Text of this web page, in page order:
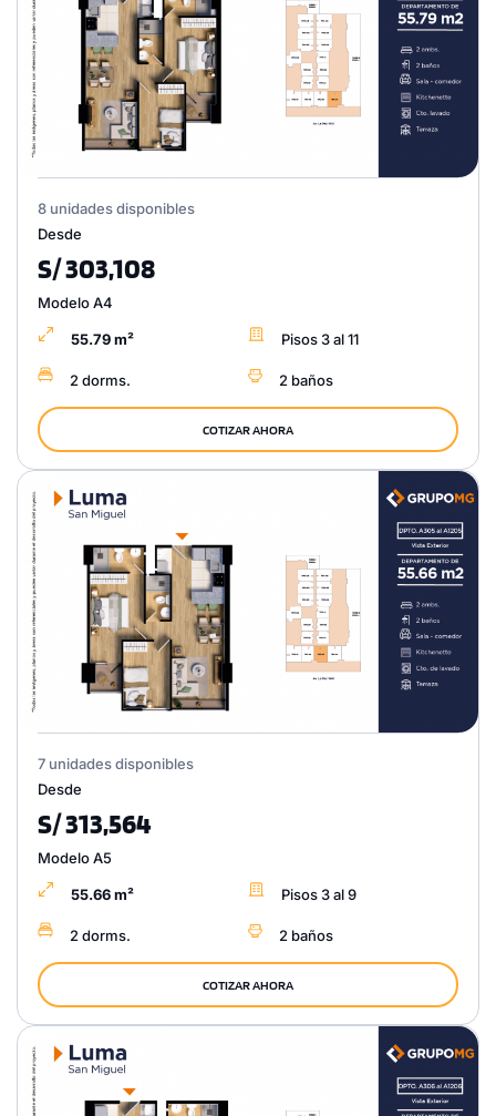
8 unidades disponibles
Desde
S/ 303,108
Modelo A4
55.79 m² Pisos 3 al 11
2 dorms. 2 baños
COTIZAR AHORA
7 unidades disponibles
Desde
S/ 313,564
Modelo A5
55.66 m² Pisos 3 al 9
2 dorms. 2 baños
COTIZAR AHORA